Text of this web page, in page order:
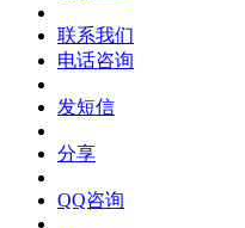
联系我们
电话咨询
发短信
分享
QQ咨询